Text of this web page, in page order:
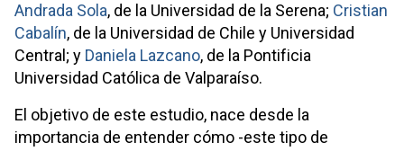
Andrada Sola, de la Universidad de la Serena; Cristian
Cabalín, de la Universidad de Chile y Universidad
Central; y Daniela Lazcano, de la Pontificia
Universidad Católica de Valparaíso.
El objetivo de este estudio, nace desde la
importancia de entender cómo -este tipo de